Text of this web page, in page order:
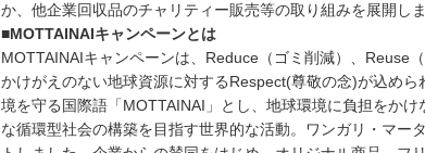
か、他企業回収品のチャリティー販売等の取り組みを展開しま
■MOTTAINAIキャンペーンとは
MOTTAINAIキャンペーンは、Reduce（ゴミ削減）、
かけがえのない地球資源に対するRespect(尊敬の念)が込め
境を守る国際語「MOTTAINAI」とし、地球環境に負担をか
な循環型社会の構築を目指す世界的な活動。ワンガリ・マー